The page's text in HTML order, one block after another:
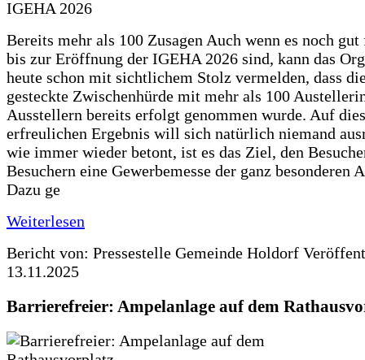
Bereits mehr als 100 Zusagen Auch wenn es noch
bis zur Eröffnung der IGEHA 2026 sind, kann das
heute schon mit sichtlichem Stolz vermelden, dass
gesteckte Zwischenhürde mit mehr als 100
Ausstellern bereits erfolgt genommen wurde. Auf
erfreulichen Ergebnis will sich natürlich niemand
wie immer wieder betont, ist es das Ziel, den
Besuchern eine Gewerbemesse der ganz besonderen
Dazu ge
Weiterlesen
Bericht von: Pressestelle Gemeinde Holdorf
13.11.2025
Barrierefreier: Ampelanlage auf dem